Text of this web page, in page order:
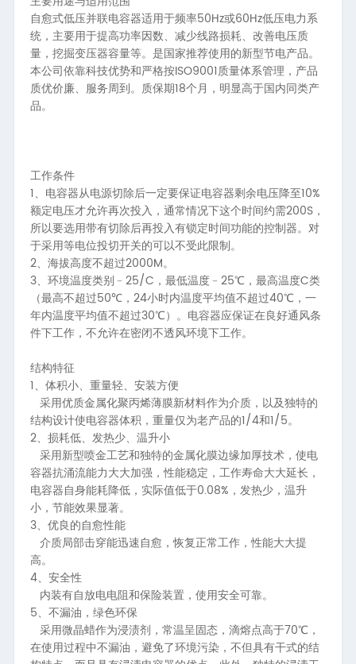
自愈式低压并联电容器适用于频率50Hz或60Hz低压电力系
统，主要用于提高功率因数、减少线路损耗、改善电压质
量，挖掘变压器容量等。是国家推荐使用的新型节电产品。
本公司依靠科技优势和严格按ISO9001 质量体系管理，产品
质优价廉、服务周到。质保期18个月，明显高于国内同类产
品。
工作条件
1、 电容器从电源切除后一定要保证电容器剩余电压降至10%
额定电压才允许再次投入，通常情况下这个时间约需200S，
所以要选用带有切除后再投入有锁定时间功能的控制器。对
于采用等电位投切开关的可以不受此限制。
2、 海拔高度不超过2000M 。
3、 环境温度类别﹣ 25/C ，最低温度﹣ 25℃，最高温度C类
（最高不超过50℃， 24小时内温度平均值不超过40℃，一
年内温度平均值不超过30℃）。电容器应保证在良好通风条
件下工作，不允许在密闭不透风环境下工作。
结构特征
1、
体积小、重量轻、安装方便
采用优质金属化聚丙烯薄膜新材料作为介质，以及独特的
结构设计使电容器体积，重量仅为老产品的1/4和1/5 。
2、
损耗低、发热少、温升小
采用新型喷金工艺和独特的金属化膜边缘加厚技术，使电
容器抗涌流能力大大加强，性能稳定，工作寿命大大延长，
电容器自身能耗降低，实际值低于0.08% ，发热少，温升
小，节能效果显著。
3、
优良的自愈性能
介质局部击穿能迅速自愈，恢复正常工作，性能大大提
高。
4、
安全性
内装有自放电电阻和保险装置，使用安全可靠。
5、
不漏油，绿色环保
采用微晶蜡作为浸渍剂，常温呈固态，滴熔点高于70℃，
在使用过程中不漏油，避免了环境污染，不但具有干式的结